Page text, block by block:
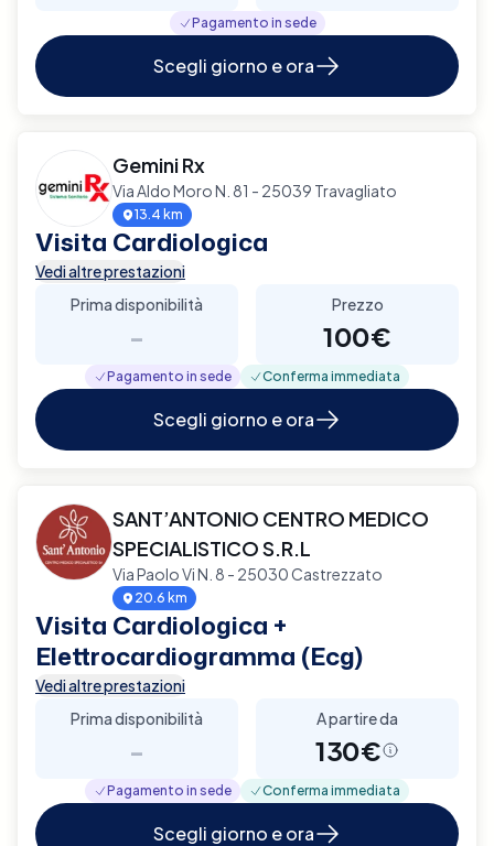
Pagamento in sede
Scegli giorno e ora
Gemini Rx
Via Aldo Moro N. 81 - 25039 Travagliato
13.4 km
Visita Cardiologica
Vedi altre prestazioni
Prima disponibilità
-
Prezzo
100€
Pagamento in sede Conferma immediata
Scegli giorno e ora
SANT’ANTONIO CENTRO MEDICO
SPECIALISTICO S.R.L
Via Paolo Vi N. 8 - 25030 Castrezzato
20.6 km
Visita Cardiologica +
Elettrocardiogramma (Ecg)
Vedi altre prestazioni
Prima disponibilità
-
A partire da
130€
Pagamento in sede Conferma immediata
Scegli giorno e ora